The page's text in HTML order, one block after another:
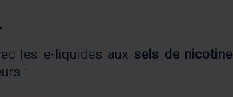
les e-liquides aux sels de nicotine
: